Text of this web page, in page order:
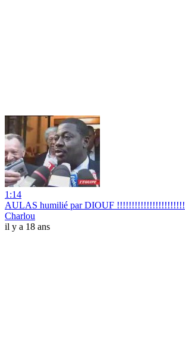
1:14
AULAS humilié par DIOUF !!!!!!!!!!!!!!!!!!!!!!!
Charlou
il y a 18 ans